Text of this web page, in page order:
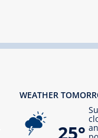
WEATHER
25°